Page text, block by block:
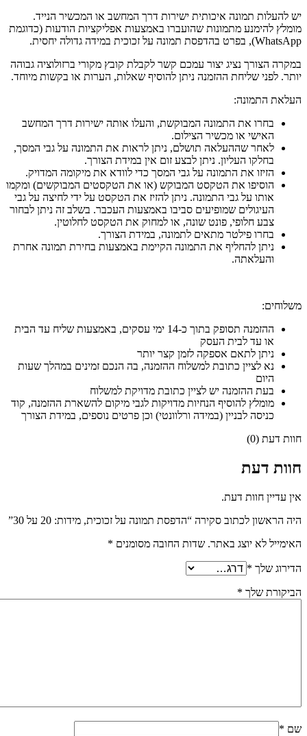
יש להעלות תמונה איכותית ישירות דרך המחשב או המכשיר הנייד.
מומלץ להימנע מתמונות שהועברו באמצעות אפליקציות הודעות (כדוגמת
WhatsApp), בפרט בהדפסת תמונה על זכוכית במידה גדולה יחסית.
במקרה הצורך נציג יצור עמכם קשר לקבלת קובץ מקורי ברזולוציה גבוהה
יותר. לפני שליחת ההזמנה ניתן להוסיף שאלות, הערות או בקשות מיוחד.
העלאת התמונה:
בחרו את התמונה המבוקשת, והעלו אותה ישירות דרך המחשב
האישי או מכשיר הצילום.
לאחר שההעלאה תושלם, ניתן לראות את התמונה על גבי המסך,
בחלקו העליון. ניתן לבצע זום אין במידת הצורך.
הזיזו את התמונה על גבי המסך כדי לוודא את מיקומה המדויק.
הוסיפו את הטקסט המבוקש (או את הטקסטים המבוקשים) ומקמו
אותו על גבי התמונה. ניתן להזיז את הטקסט על ידי לחיצה על גבי
העיגולים שמופיעים סביבו באמצעות העכבר. בשלב זה ניתן לבחור
צבע חלופי, פונט שונה, או למחוק את הטקסט לחלוטין.
בחרו פילטר מתאים לתמונה, במידת הצורך.
ניתן להחליף את התמונה הקיימת באמצעות בחירת תמונה אחרת
והעלאתה.
משלוחים:
ההזמנה תסופק בתוך כ-14 ימי עסקים, באמצעות שליח עד הבית
או עד לבית העסק
ניתן לתאם אספקה לזמן קצר יותר
נא לציין כתובת למשלוח ההזמנה, בה הנכם זמינים במהלך שעות
היום
בעת ההזמנה יש לציין כתובת מדויקת למשלוח
מומלץ להוסיף הנחיות מדויקות לגבי מיקום להשארת ההזמנה, קוד
כניסה לבניין (במידה ורלוונטי) וכן פרטים נוספים, במידת הצורך
חוות דעת (0)
חוות דעת
אין עדיין חוות דעת.
היה הראשון לכתוב סקירה “הדפסת תמונה על זכוכית, מידות: 20 על 30”
האימייל לא יוצג באתר. שדות החובה מסומנים *
הדירוג שלך *
הביקורת שלך *
שם *